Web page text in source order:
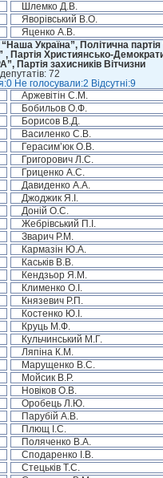
Шлемко Д.В.
Яворівський В.О.
Яценко А.В.
Україна”, Політична
, Партія Християнсько-
Партія захисників Вітчизни
депутатів: 72
Не голосували:2 Відсутні:9
Аржевітін С.М.
Бобильов О.Ф.
Борисов В.Д.
Василенко С.В.
Герасим’юк О.В.
Григорович Л.С.
Гриценко А.С.
Давиденко А.А.
Джоджик Я.І.
Доній О.С.
Жебрівський П.І.
Зварич Р.М.
Кармазін Ю.А.
Каськів В.В.
Кендзьор Я.М.
Клименко О.І.
Князевич Р.П.
Костенко Ю.І.
Круць М.Ф.
Кульчинський М.Г.
Ляпіна К.М.
Марущенко В.С.
Мойсик В.Р.
Новіков О.В.
Оробець Л.Ю.
Парубій А.В.
Плющ І.С.
Поляченко В.А.
Сподаренко І.В.
Стецьків Т.С.